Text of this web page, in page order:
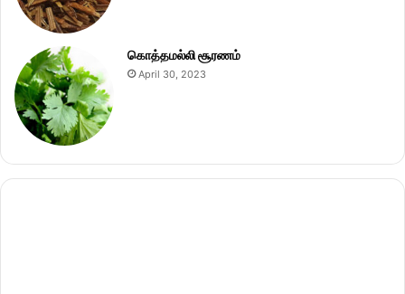
கொத்தமல்லி சூரணம்
April 30, 2023